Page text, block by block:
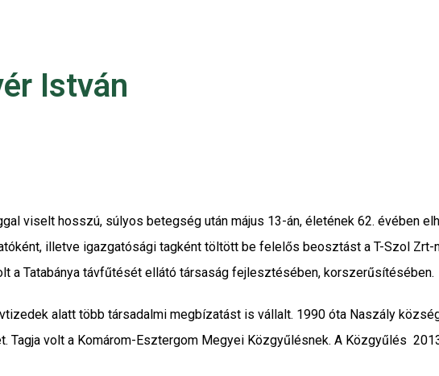
István
viselt hosszú, súlyos betegség után május 13-án, életének 62. évében
illetve igazgatósági tagként töltött be felelős beosztást a T-Szol Zrt-
a Tatabánya távfűtését ellátó társaság fejlesztésében, korszerűsítésében.
alatt több társadalmi megbízatást is vállalt. 1990 óta Naszály
Tagja volt a Komárom-Esztergom Megyei Közgyűlésnek. A Közgyűlés